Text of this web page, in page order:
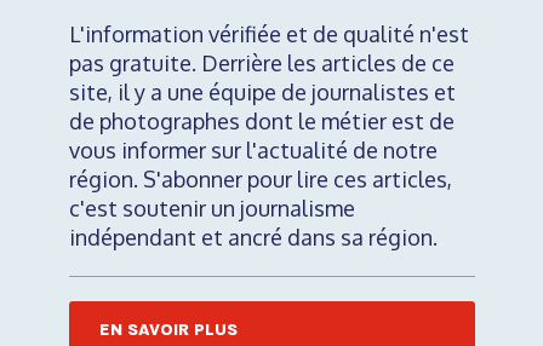
L'information vérifiée et de qualité n'est
pas gratuite. Derrière les articles de ce
site, il y a une équipe de journalistes et
de photographes dont le métier est de
vous informer sur l'actualité de notre
région. S'abonner pour lire ces articles,
c'est soutenir un journalisme
indépendant et ancré dans sa région.
EN SAVOIR PLUS